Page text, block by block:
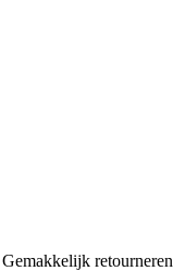
Gemakkelijk retourneren